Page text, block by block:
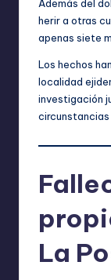
Además del
herir a otras
apenas siete
Los hechos
localidad
investigación
circunstancias
La